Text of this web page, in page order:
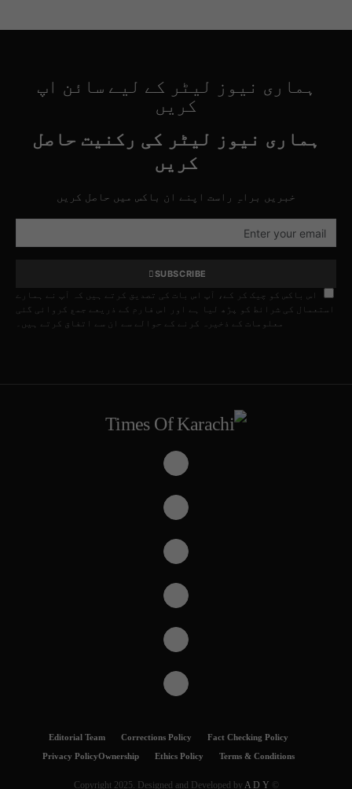
ہماری نیوز لیٹر کے لیے سائن اپ
کریں
ہماری نیوز لیٹر کی رکنیت حاصل
کریں
خبریں براہِ راست اپنے ان باکس میں حاصل کریں
SUBSCRIBE
اس باکس کو چیک کر کے، آپ اس بات کی تصدیق کرتے ہیں کہ آپ نے ہمارے
استعمال کی شرائط کو پڑھ لیا ہے اور اس فارم کے ذریعے جمع کروائی گئی
معلومات کے ذخیرہ کرنے کے حوالے سے ان سے اتفاق کرتے ہیں۔
Fact Checking Policy
Corrections Policy
Editorial Team
Terms & Conditions
Ethics Policy
Ownership
Privacy Policy
© Copyright 2025. Designed and Developed by
A D Y